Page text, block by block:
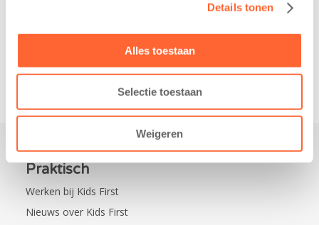
Details tonen
Alles toestaan
Selectie toestaan
Weigeren
de wijk Wiarda in
Leeuwarden Zuid.
Na…
Praktisch
Werken bij Kids First
Nieuws over Kids First